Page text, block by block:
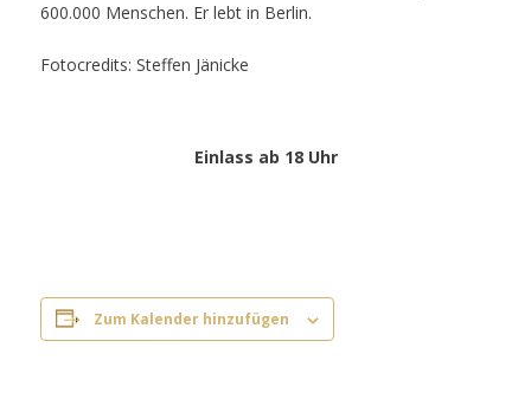
600.000 Menschen. Er lebt in Berlin.
Fotocredits: Steffen Jänicke
Einlass ab 18 Uhr
Zum Kalender hinzufügen